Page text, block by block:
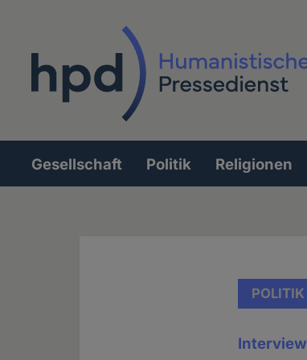
Hauptnavigation
Gesellschaft Politik Religionen
POLITIK
Interview